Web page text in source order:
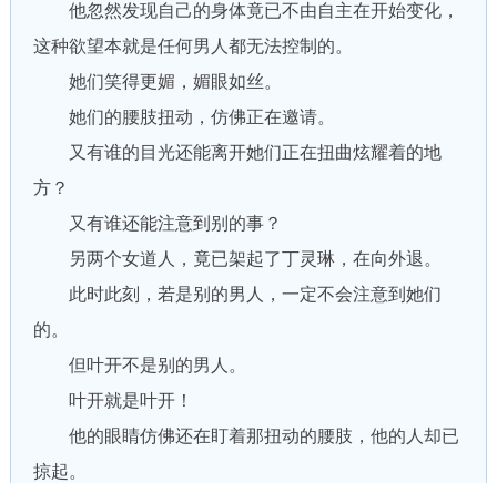
他忽然发现自己的身体竟已不由自主在开始变化，
这种欲望本就是任何男人都无法控制的。
她们笑得更媚，媚眼如丝。
她们的腰肢扭动，仿佛正在邀请。
又有谁的目光还能离开她们正在扭曲炫耀着的地
方？
又有谁还能注意到别的事？
另两个女道人，竟已架起了丁灵琳，在向外退。
此时此刻，若是别的男人，一定不会注意到她们
的。
但叶开不是别的男人。
叶开就是叶开！
他的眼睛仿佛还在盯着那扭动的腰肢，他的人却已
掠起。